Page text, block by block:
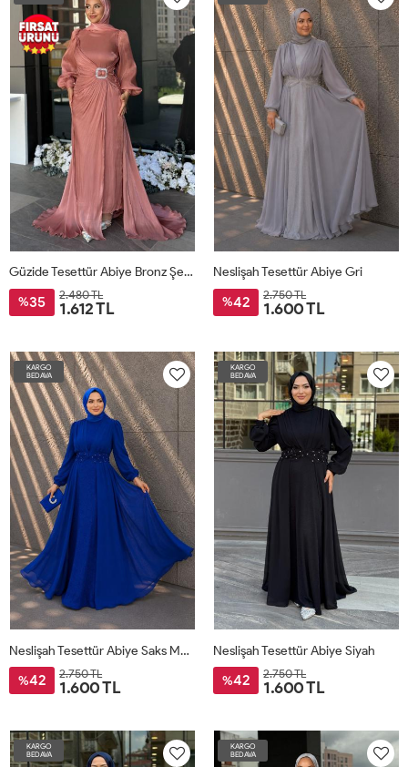
Güzide Tesettür Abiye Bronz Şeftali
%35 2.480 TL
1.612 TL
Neslişah Tesettür Abiye Gri
%42 2.750 TL
1.600 TL
KARGO
BEDAVA
Neslişah Tesettür Abiye Saks Mavisi
%42 2.750 TL
1.600 TL
KARGO
BEDAVA
Neslişah Tesettür Abiye Siyah
%42 2.750 TL
1.600 TL
KARGO
BEDAVA
KARGO
BEDAVA